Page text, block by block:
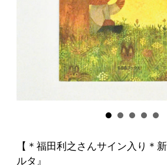
【＊福田利之さんサイン入り＊
ルタ』